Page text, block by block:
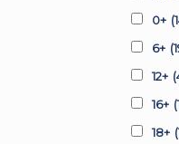
0+
6+
12+
16+
18+